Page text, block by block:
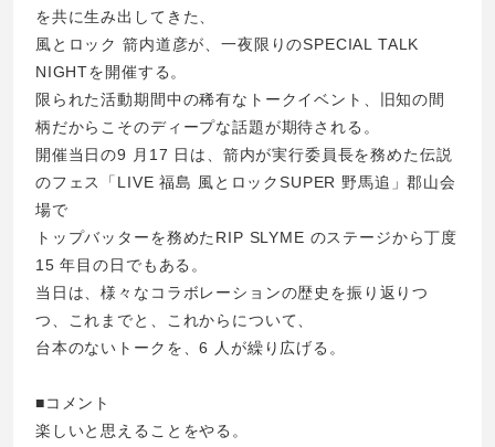
を共に生み出してきた、
風とロック 箭内道彦が、一夜限りのSPECIAL TALK
NIGHTを開催する。
限られた活動期間中の稀有なトークイベント、旧知の間
柄だからこそのディープな話題が期待される。
開催当日の9 月17 日は、箭内が実行委員長を務めた伝説
のフェス「LIVE 福島 風とロックSUPER 野馬追」郡山会
場で
トップバッターを務めたRIP SLYME のステージから丁度
15 年目の日でもある。
当日は、様々なコラボレーションの歴史を振り返りつ
つ、これまでと、これからについて、
台本のないトークを、6 人が繰り広げる。
■コメント
楽しいと思えることをやる。